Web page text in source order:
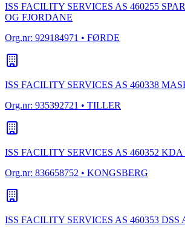
ISS FACILITY SERVICES AS 460255
OG FJORDANE
Org.nr: 929184971 • FØRDE
ISS FACILITY SERVICES AS 460338
Org.nr: 935392721 • TILLER
ISS FACILITY SERVICES AS 460352
Org.nr: 836658752 • KONGSBERG
ISS FACILITY SERVICES AS 460353 DSS